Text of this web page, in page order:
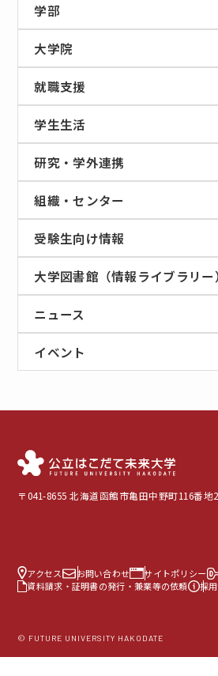
学部
大学院
就職支援
学生生活
研究・学外連携
組織・センター
受験生向け情報
大学図書館（情報ライブラリー）
ニュース
イベント
〒041-8655 北海道函館市亀田中野町116番地2
アクセス お問い合わせ サイトポリシー
資料請求・証明書の発行・兼業等の依頼
採
© FUTURE UNIVERSITY HAKODATE